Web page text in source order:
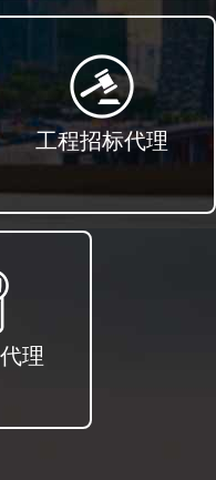
工程招标代理
理